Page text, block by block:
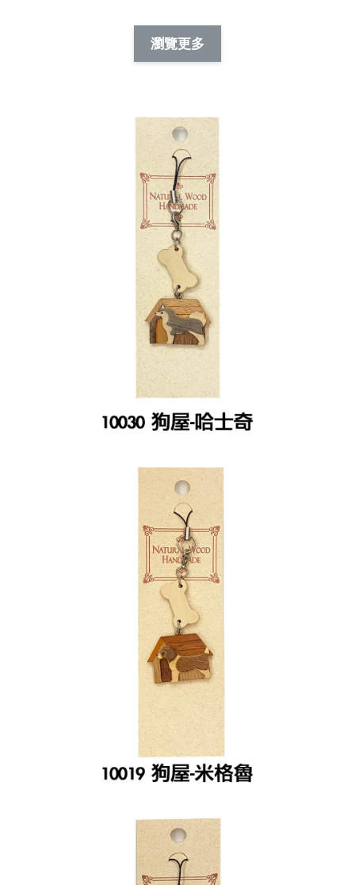
NT$ 19.00
NT$ 66.00
瀏覽更多